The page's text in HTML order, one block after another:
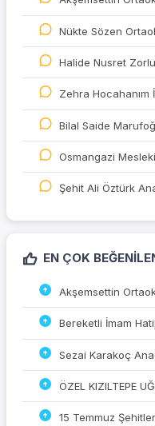
Nükte Sözen
Halide Nusret
Zehra Hocahanım
Bilal Saide
Osmangazi
Şehit Ali Öztürk
EN ÇOK
Akşemsettin
Bereketli İmam
Sezai Karakoç
ÖZEL KIZILTEPE
15 Temmuz